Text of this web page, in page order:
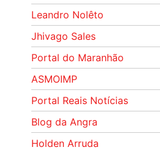
Leandro Nolêto
Jhivago Sales
Portal do Maranhão
ASMOIMP
Portal Reais Notí­cias
Blog da Angra
Holden Arruda